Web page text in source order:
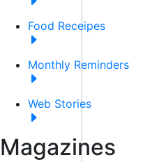
Food Receipes
Monthly Reminders
Web Stories
Magazines